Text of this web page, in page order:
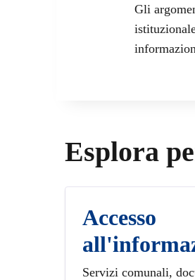
Gli
Esplora
Accesso
Servizi comunali,